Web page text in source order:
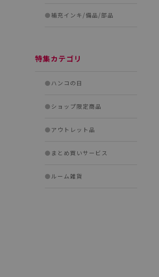
●補充インキ/備品/部品
特集カテゴリ
●ハンコの日
●ショップ限定商品
●アウトレット品
● まとめ買いサービス
● ルーム雑貨